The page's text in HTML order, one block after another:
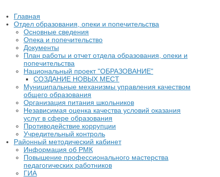
Главная
Отдел образования, опеки и попечительства
Основные сведения
Опека и попечительство
Документы
План работы и отчет отдела образования, опеки и
попечительства
Национальный проект "ОБРАЗОВАНИЕ"
СОЗДАНИЕ НОВЫХ МЕСТ
Муниципальные механизмы управления качеством
общего образования
Организация питания школьников
Независимая оценка качества условий оказания
услуг в сфере образования
Противодействие коррупции
Учредительный контроль
Районный методический кабинет
Информация об РМК
Повышение профессионального мастерства
педагогических работников
ГИА